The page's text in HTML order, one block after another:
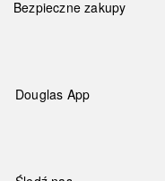
Bezpieczne zakupy
Douglas App